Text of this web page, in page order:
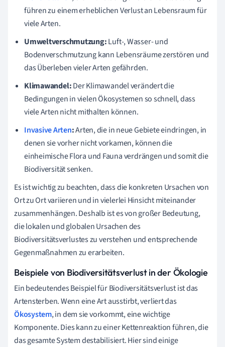
führen zu einem erheblichen Verlust an Lebensraum für
viele Arten.
Umweltverschmutzung:Luft-, Wasser- und
Bodenverschmutzung kann Lebensräume zerstören und
das Überleben vieler Arten gefährden.
Klimawandel:Der Klimawandel verändert die
Bedingungen in vielen Ökosystemen so schnell, dass
viele Arten nicht mithalten können.
Invasive Arten:Arten, die in neue Gebiete eindringen, in
denen sie vorher nicht vorkamen, können die
einheimische Flora und Fauna verdrängen und somit die
Biodiversität senken.
Es ist wichtig zu beachten, dass die konkreten Ursachen von
Ort zu Ort variieren und in vielerlei Hinsicht miteinander
zusammenhängen. Deshalb ist es von großer Bedeutung,
die lokalen und globalen Ursachen des
Biodiversitätsverlustes zu verstehen und entsprechende
Gegenmaßnahmen zu erarbeiten.
Beispiele von Biodiversitätsverlust in der Ökologie
Ein bedeutendes Beispiel für Biodiversitätsverlust ist das
Artensterben. Wenn eine Art ausstirbt, verliert das
Ökosystem, in dem sie vorkommt, eine wichtige
Komponente. Dies kann zu einer Kettenreaktion führen, die
das gesamte System destabilisiert. Hier sind einige